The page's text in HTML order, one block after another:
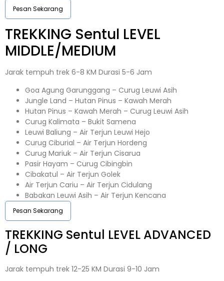
Pesan Sekarang
TREKKING Sentul LEVEL
MIDDLE/MEDIUM
Jarak tempuh trek 6-8 KM Durasi 5-6 Jam
Goa Agung Garunggang – Curug Leuwi Asih
Jungle Land – Hutan Pinus – Kawah Merah
Hutan Pinus – Kawah Merah – Curug Leuwi Asih
Curug Kalimata – Bukit Samena
Leuwi Baliung – Air Terjun Leuwi Hejo
Curug Ciburial – Air Terjun Hordeng
Curug Mariuk – Air Terjun Cisarua
Pasir Hayam – Curug Cibingbin
Cibakatul – Air Terjun Golek
Air Terjun Cariu – Air Terjun Cidulang
Babakan Leuwi Asih – Air Terjun Kencana
Pesan Sekarang
TREKKING Sentul LEVEL ADVANCED
/ LONG
Jarak tempuh trek 12-25 KM Durasi 9-10 Jam